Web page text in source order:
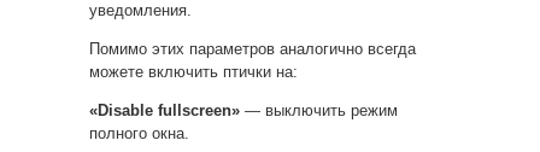
уведомления.
Помимо этих параметров аналогично всегда
можете включить птички на:
«Disable fullscreen» — выключить режим
полного окна.